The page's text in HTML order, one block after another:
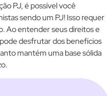
PJ, é possível você
sendo um PJ! Isso requer
Ao entender seus direitos e
desfrutar dos benefícios
mantém uma base sólida